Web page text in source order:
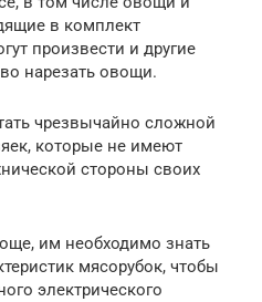
в комплект
произвести и другие
нарезать овощи.
чрезвычайно сложной
которые не имеют
стороны своих
им необходимо знать
мясорубок, чтобы
электрического